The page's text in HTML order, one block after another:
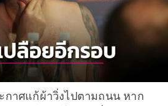
กาศแก้ผ้าวิ่งไปตามถนน หาก